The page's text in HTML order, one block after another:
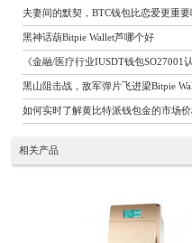
夫妻间的默契，BTC钱包比恋爱更重要
黑神话葫Bitpie Wallet芦哪个好
《金融/医疗行业IUSDT钱包SO27001
黑山阻击战，敌军弹片飞进梁Bitpie
如何实时了解黄比特派钱包金的市场价
相关产品